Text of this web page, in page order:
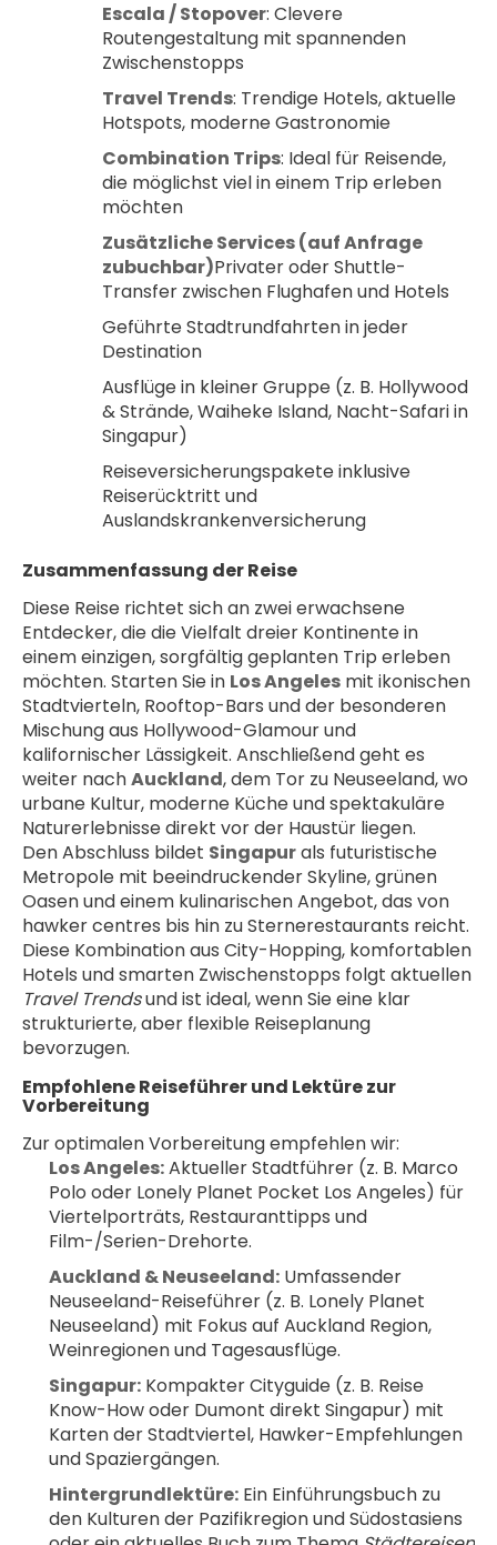
Escala / Stopover: Clevere
Routengestaltung mit spannenden
Zwischenstopps
Travel Trends: Trendige Hotels, aktuelle
Hotspots, moderne Gastronomie
Combination Trips: Ideal für Reisende,
die möglichst viel in einem Trip erleben
möchten
Zusätzliche Services (auf Anfrage
zubuchbar)Privater oder Shuttle-
Transfer zwischen Flughafen und Hotels
Geführte Stadtrundfahrten in jeder
Destination
Ausflüge in kleiner Gruppe (z. B. Hollywood
& Strände, Waiheke Island, Nacht-Safari in
Singapur)
Reiseversicherungspakete inklusive
Reiserücktritt und
Auslandskrankenversicherung
Zusammenfassung der Reise
Diese Reise richtet sich an zwei erwachsene
Entdecker, die die Vielfalt dreier Kontinente in
einem einzigen, sorgfältig geplanten Trip erleben
möchten. Starten Sie in Los Angeles mit ikonischen
Stadtvierteln, Rooftop-Bars und der besonderen
Mischung aus Hollywood-Glamour und
kalifornischer Lässigkeit. Anschließend geht es
weiter nach Auckland, dem Tor zu Neuseeland, wo
urbane Kultur, moderne Küche und spektakuläre
Naturerlebnisse direkt vor der Haustür liegen.
Den Abschluss bildet Singapur als futuristische
Metropole mit beeindruckender Skyline, grünen
Oasen und einem kulinarischen Angebot, das von
hawker centres bis hin zu Sternerestaurants reicht.
Diese Kombination aus City-Hopping, komfortablen
Travel Trends und ist ideal, wenn Sie eine klar
strukturierte, aber flexible Reiseplanung
bevorzugen.
Empfohlene Reiseführer und Lektüre zur
Vorbereitung
Zur optimalen Vorbereitung empfehlen wir:
Los Angeles: Aktueller Stadtführer (z. B. Marco
Polo oder Lonely Planet Pocket Los Angeles) für
Viertelporträts, Restauranttipps und
Film-/Serien-Drehorte.
Auckland & Neuseeland: Umfassender
Neuseeland-Reiseführer (z. B. Lonely Planet
Neuseeland) mit Fokus auf Auckland Region,
Weinregionen und Tagesausflüge.
Singapur: Kompakter Cityguide (z. B. Reise
Know-How oder Dumont direkt Singapur) mit
Karten der Stadtviertel, Hawker-Empfehlungen
und Spaziergängen.
Hintergrundlektüre: Ein Einführungsbuch zu
den Kulturen der Pazifikregion und Südostasiens